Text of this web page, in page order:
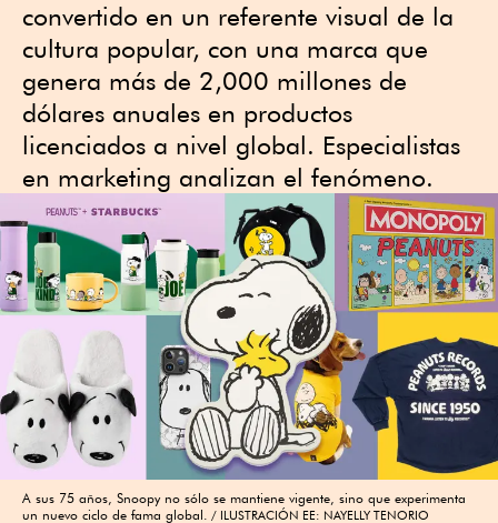
convertido en un referente visual de la
cultura popular, con una marca que
genera más de 2,000 millones de
dólares anuales en productos
licenciados a nivel global. Especialistas
en marketing analizan el fenómeno.
A sus 75 años, Snoopy no sólo se mantiene vigente, sino que experimenta
un nuevo ciclo de fama global.
ILUSTRACIÓN EE: NAYELLY TENORIO